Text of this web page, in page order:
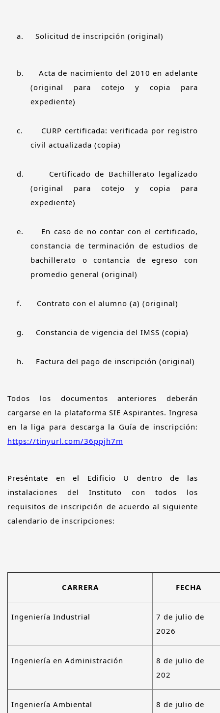
a. Solicitud de inscripción (original)
b.
Acta de nacimiento del 2010 en adelante
(original para cotejo y copia para
expediente)
c.
CURP certificada: verificada por registro
civil actualizada (copia)
d.
Certificado de Bachillerato legalizado
(original para cotejo y copia para
expediente)
e.
En caso de no contar con el certificado,
constancia de terminación de estudios de
bachillerato o contancia de egreso con
promedio general (original)
f. Contrato con el alumno (a) (original)
g. Constancia de vigencia del IMSS (copia)
h. Factura del pago de inscripción (original)
Todos los documentos anteriores deberán
cargarse en la plataforma SIE Aspirantes. Ingresa
en la liga para descarga la Guía de inscripción:
https://tinyurl.com/36ppjh7m
Preséntate en el Edificio U dentro de las
instalaciones del Instituto con todos los
requisitos de inscripción de acuerdo al siguiente
calendario de inscripciones:
CARRERA FECHA
Ingeniería Industrial
7 de julio de
2026
Ingeniería en Administración
8 de julio de
202
Ingeniería Ambiental
8 de julio de